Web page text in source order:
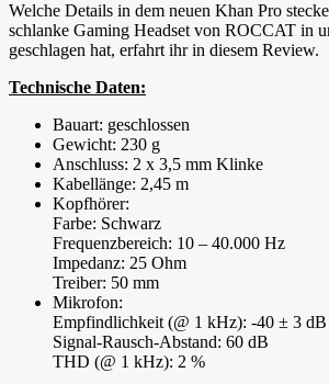
Welche Details in dem neuen Khan Pro
schlanke Gaming Headset von ROCCAT in
geschlagen hat, erfahrt ihr in diesem Review.
Technische Daten:
Bauart: geschlossen
Gewicht: 230 g
Anschluss: 2 x 3,5 mm Klinke
Kabellänge: 2,45 m
Kopfhörer:
Farbe: Schwarz
Frequenzbereich: 10 – 40.000 Hz
Impedanz: 25 Ohm
Treiber: 50 mm
Mikrofon:
Empfindlichkeit (@ 1 kHz): -40 ± 3 dB
Signal-Rausch-Abstand: 60 dB
THD (@ 1 kHz): 2 %